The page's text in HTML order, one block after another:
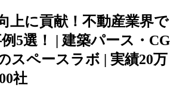
上に貢献！不動産業界で
5選！ | 建築パース・CG
スペースラボ | 実績20万
社